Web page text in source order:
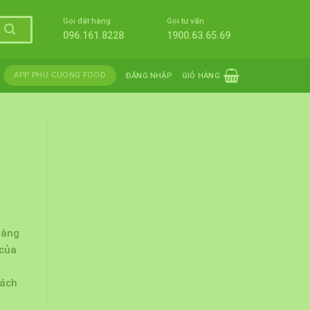
Gọi đặt hàng
096.161.8228
Gọi tư vấn
1900.63.65.69
APP PHU CUONG FOOD ĐĂNG NHẬP GIỎ HÀNG